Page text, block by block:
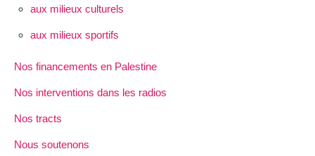
aux milieux culturels
aux milieux sportifs
Nos financements en Palestine
Nos interventions dans les radios
Nos tracts
Nous soutenons